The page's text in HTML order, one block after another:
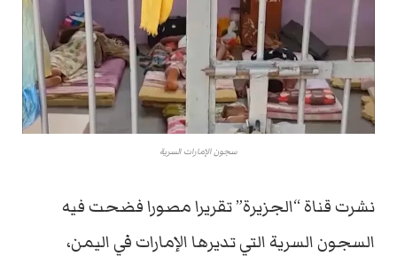
سجون الإمارات السرية
نشرت قناة “الجزيرة” تقريرا مصورا فضحت فيه
السجون السرية التي تديرها الإمارات في اليمن،